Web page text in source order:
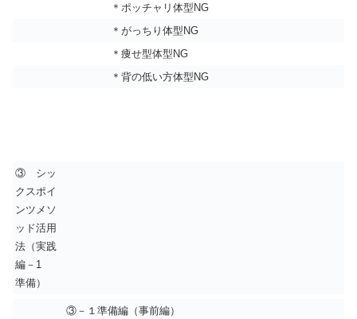
＊ポッチャリ体型NG
＊がっちり体型NG
＊痩せ型体型NG
＊背の低い方体型NG
③ シッ
クスポイ
ンツメソ
ッド活用
法（実践
編－1
準備）
③－１準備編（事前編）